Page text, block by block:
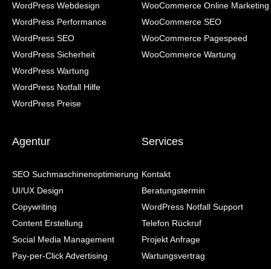
WordPress Webdesign
WordPress Performance
WordPress SEO
WordPress Sicherheit
WordPress Wartung
WordPress Notfall Hilfe
WordPress Preise
WooCommerce Online Marketing
WooCommerce SEO
WooCommerce Pagespeed
WooCommerce Wartung
Agentur
SEO Suchmaschinenoptimierung
UI/UX Design
Copywriting
Content Erstellung
Social Media Management
Pay-per-Click Advertising
Services
Kontakt
Beratungstermin
WordPress Notfall Support
Telefon Rückruf
Projekt Anfrage
Wartungsvertrag